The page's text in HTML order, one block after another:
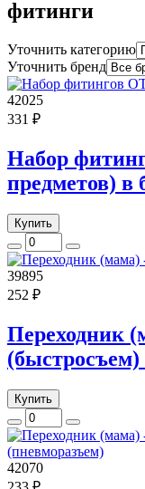
фитинги
Уточнить категорию
Уточнить бренд
42025
331 ₽
Набор
предметов) в
Купить
39895
252 ₽
Переходник
Купить
42070